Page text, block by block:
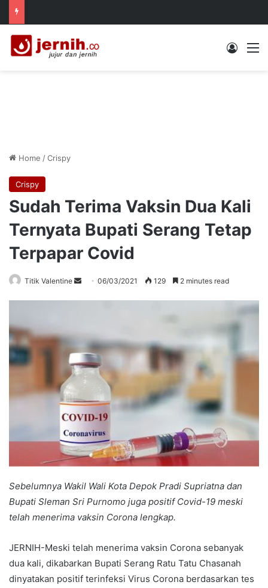
Log In
Home /Crispy
Crispy
Sudah Terima Vaksin Dua Kali
Ternyata Bupati Serang Tetap
Terpapar Covid
Titik Valentine
Send06/03/2021 129 2 minutes read
Sebelumnya Wakil Wali Kota Depok Pradi Supriatna dan
Bupati Sleman Sri Purnomo juga positif Covid-19 meski
telah menerima vaksin Corona lengkap.
JERNIH-Meski telah menerima vaksin Corona sebanyak
dua kali, dikabarkan Bupati Serang Ratu Tatu Chasanah
dinyatakan positif terinfeksi Virus Corona berdasarkan tes